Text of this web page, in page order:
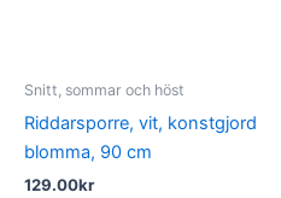
Snitt, sommar och höst
Riddarsporre, vit, konstgjord
blomma, 90 cm
129.00kr